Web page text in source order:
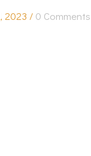
2023 / 0 Comments